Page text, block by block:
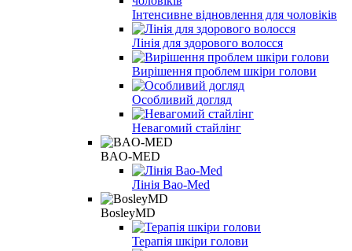
Інтенсивне відновлення для чоловіків
Лінія для здорового волосся
Вирішення проблем шкіри голови
Особливий догляд
Невагомий стайлінг
BAO-MED
Лінія Bao-Med
BosleyMD
Терапія шкіри голови